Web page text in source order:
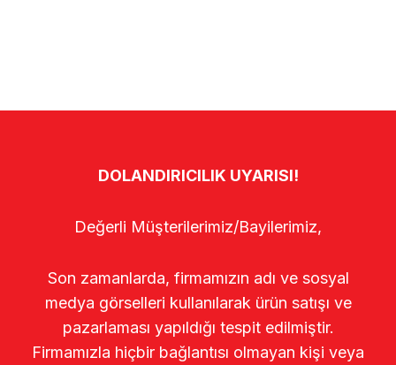
DOLANDIRICILIK UYARISI!
Değerli Müşterilerimiz/Bayilerimiz,
Son zamanlarda, firmamızın adı ve sosyal
medya görselleri kullanılarak ürün satışı ve
pazarlaması yapıldığı tespit edilmiştir.
Firmamızla hiçbir bağlantısı olmayan kişi veya